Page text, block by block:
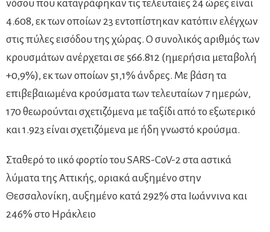
νόσου που καταγράφηκαν τις τελευταίες 24 ώρες είναι
4.608, εκ των οποίων 23 εντοπίστηκαν κατόπιν ελέγχων
στις πύλες εισόδου της χώρας. Ο συνολικός αριθμός των
κρουσμάτων ανέρχεται σε 566.812 (ημερήσια μεταβολή
+0,9%), εκ των οποίων 51,1% άνδρες. Με βάση τα
επιβεβαιωμένα κρούσματα των τελευταίων 7 ημερών,
170 θεωρούνται σχετιζόμενα με ταξίδι από το εξωτερικό
και 1.923 είναι σχετιζόμενα με ήδη γνωστό κρούσμα.
Σταθερό το ιικό φορτίο του SARS-CoV-2 στα αστικά
λύματα της Αττικής, οριακά αυξημένο στην
Θεσσαλονίκη, αυξημένο κατά 292% στα Ιωάννινα και
246% στο Ηράκλειο